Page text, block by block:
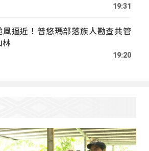
19:31
風逼近！普悠瑪部落族人勘查共管
林
19:20